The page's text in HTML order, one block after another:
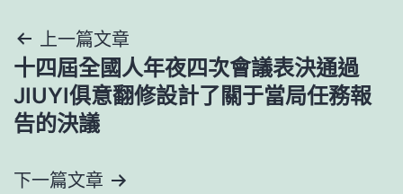
文
章
導
覽
上一篇文章
十四屆全國人年夜四次會議表決通過
JIUYI俱意翻修設計了關于當局任務報
告的決議
下一篇文章